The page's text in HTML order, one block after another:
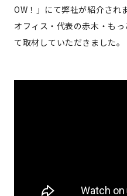
OW！」にて弊社が紹介され
オフィス・代表の赤木・も
て取材していただきました。